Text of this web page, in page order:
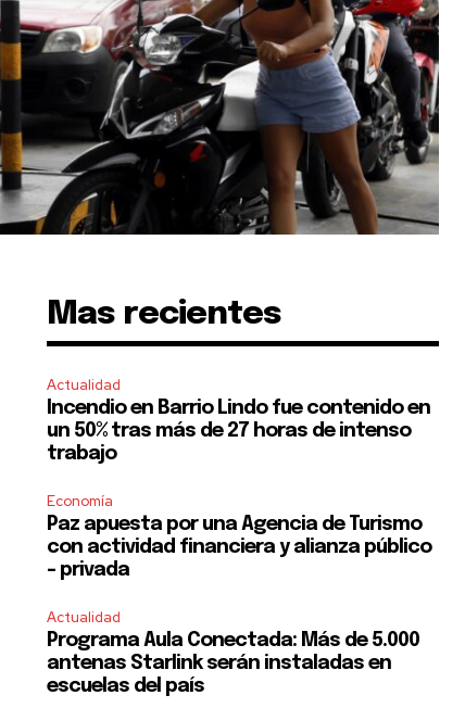
Mas recientes
Actualidad
Incendio en Barrio Lindo fue contenido en
un 50% tras más de 27 horas de intenso
trabajo
Economía
Paz apuesta por una Agencia de Turismo
con actividad financiera y alianza público
– privada
Actualidad
Programa Aula Conectada: Más de 5.000
antenas Starlink serán instaladas en
escuelas del país